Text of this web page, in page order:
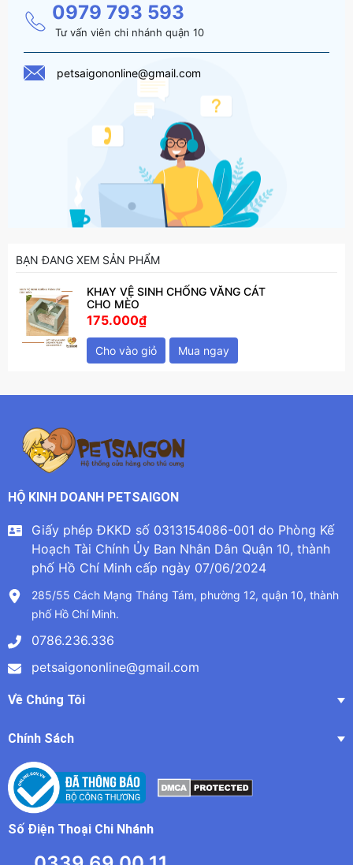
0979 793 593
Tư vấn viên chi nhánh quận 10
petsaigononline@gmail.com
BẠN ĐANG XEM SẢN PHẨM
KHAY VỆ SINH CHỐNG VĂNG CÁT
CHO MÈO
175.000₫
Cho vào giỏ Mua ngay
HỘ KINH DOANH PETSAIGON
Giấy phép ĐKKD số 0313154086-001 do Phòng Kế
Hoạch Tài Chính Ủy Ban Nhân Dân Quận 10, thành
phố Hồ Chí Minh cấp ngày 07/06/2024
285/55 Cách Mạng Tháng Tám, phường 12, quận 10, thành
phố Hồ Chí Minh.
0786.236.336
petsaigononline@gmail.com
Về Chúng Tôi
Chính Sách
Số Điện Thoại Chi Nhánh